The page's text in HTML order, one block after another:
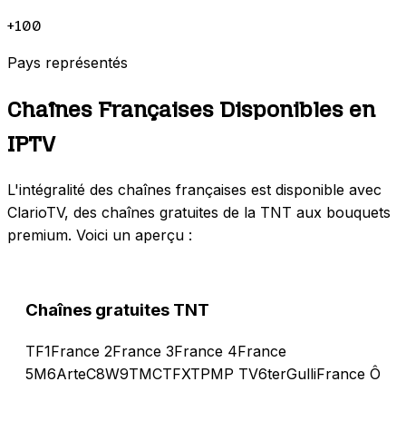
+100
Pays représentés
Chaînes Françaises Disponibles en
IPTV
L'intégralité des chaînes françaises est disponible avec
ClarioTV, des chaînes gratuites de la TNT aux bouquets
premium. Voici un aperçu :
Chaînes gratuites TNT
TF1France 2France 3France 4France
5M6ArteC8W9TMCTFXTPMP TV6terGulliFrance Ô